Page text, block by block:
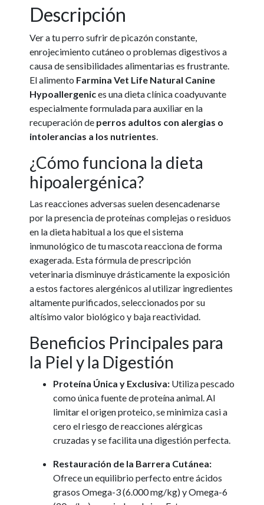
Descripción
Ver a tu perro sufrir de picazón constante,
enrojecimiento cutáneo o problemas digestivos a
causa de sensibilidades alimentarias es frustrante.
El alimento Farmina Vet Life Natural Canine
Hypoallergenices una dieta clínica coadyuvante
especialmente formulada para auxiliar en la
recuperación de perros adultos con alergias o
intolerancias a los nutrientes.
¿Cómo funciona la dieta
hipoalergénica?
Las reacciones adversas suelen desencadenarse
por la presencia de proteínas complejas o residuos
en la dieta habitual a los que el sistema
inmunológico de tu mascota reacciona de forma
exagerada. Esta fórmula de prescripción
veterinaria disminuye drásticamente la exposición
a estos factores alergénicos al utilizar ingredientes
altamente purificados, seleccionados por su
altísimo valor biológico y baja reactividad.
Beneficios Principales para
la Piel y la Digestión
Proteína Única y Exclusiva: Utiliza pescado
como única fuente de proteína animal. Al
limitar el origen proteico, se minimiza casi a
cero el riesgo de reacciones alérgicas
cruzadas y se facilita una digestión perfecta.
Restauración de la Barrera Cutánea:
Ofrece un equilibrio perfecto entre ácidos
grasos Omega-3 (6.000 mg/kg) y Omega-6